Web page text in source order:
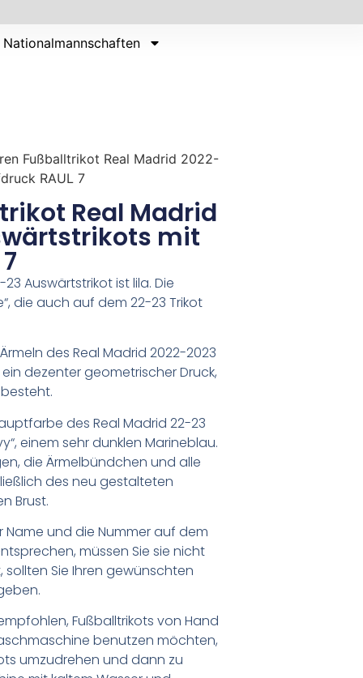
Nationalmannschaften
Fußballtrikot Real Madrid 2022-
RAUL 7
Real Madrid
mit
Auswärtstrikot ist lila. Die
die auch auf dem 22-23 Trikot
des Real Madrid 2022-2023
dezenter geometrischer Druck,
des Real Madrid 22-23
einem sehr dunklen Marineblau.
die Ärmelbündchen und alle
des neu gestalteten
Brust.
Name und die Nummer auf dem
müssen Sie sie nicht
Sie Ihren gewünschten
Fußballtrikots von Hand
benutzen möchten,
umzudrehen und dann zu